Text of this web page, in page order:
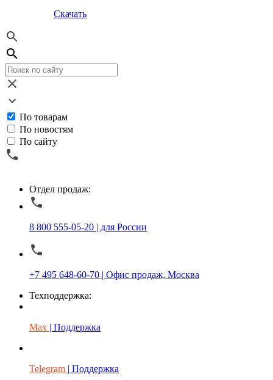
Скачать
По товарам
По новостям
По сайту
Отдел продаж:
8 800 555-05-20 | для России
+7 495 648-60-70 | Офис продаж, Москва
Техподдержка:
Max | Поддержка
Telegram | Поддержка